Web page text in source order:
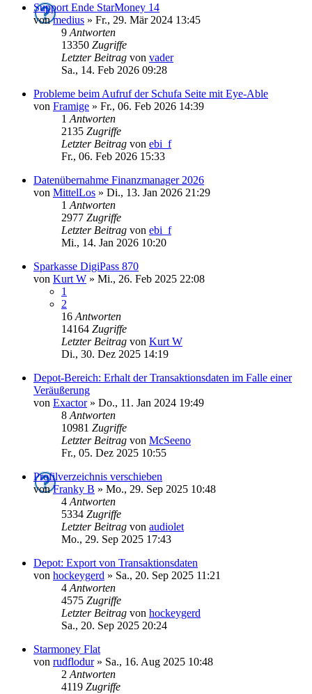
Support Ende StarMoney 14
vonmedius » Fr., 29. Mär 2024 13:45
9 Antworten
13350 Zugriffe
Letzter Beitrag von vader
Sa., 14. Feb 2026 09:28
Probleme beim Aufruf der Schufa Seite mit Eye-Able
von Framige » Fr., 06. Feb 2026 14:39
1 Antworten
2135 Zugriffe
Letzter Beitrag von ebi_f
Fr., 06. Feb 2026 15:33
Datenübernahme Finanzmanager 2026
von MittelLos » Di., 13. Jan 2026 21:29
1 Antworten
2977 Zugriffe
Letzter Beitrag von ebi_f
Mi., 14. Jan 2026 10:20
Sparkasse DigiPass 870
von Kurt W » Mi., 26. Feb 2025 22:08
1
2
16 Antworten
14164 Zugriffe
Letzter Beitrag von Kurt W
Di., 30. Dez 2025 14:19
Depot-Bereich: Erhalt der Transaktionsdaten im Falle einer
Veräußerung
von Exactor» Do., 11. Jan 2024 19:49
8 Antworten
10981 Zugriffe
Letzter Beitrag von McSeeno
Fr., 05. Dez 2025 10:55
Profilverzeichnis verschieben
vonFranky B » Mo., 29. Sep 2025 10:48
4 Antworten
5334 Zugriffe
Letzter Beitrag von audiolet
Mo., 29. Sep 2025 17:43
Depot: Export von Transaktionsdaten
von hockeygerd » Sa., 20. Sep 2025 11:21
4 Antworten
4575 Zugriffe
Letzter Beitrag von hockeygerd
Sa., 20. Sep 2025 20:24
Starmoney Flat
von rudflodur» Sa., 16. Aug 2025 10:48
2 Antworten
4119 Zugriffe